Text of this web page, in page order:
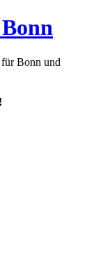
Bonn und